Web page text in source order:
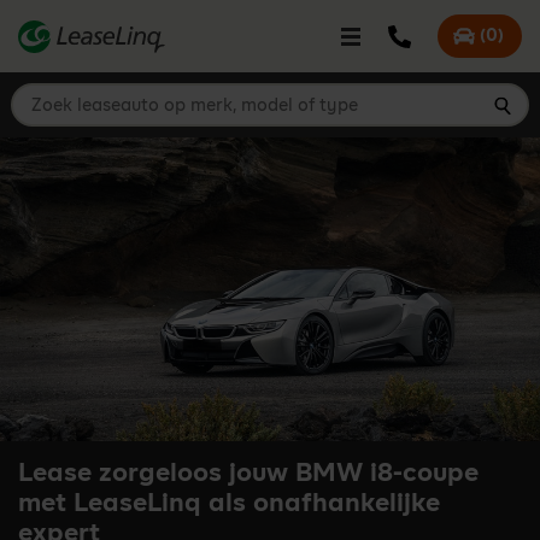
Bel LeaseLinq
Mijn
(0)
Zoek leaseauto op merk, model of type
Lease zorgeloos jouw BMW i8-coupe
met LeaseLinq als onafhankelijke
expert